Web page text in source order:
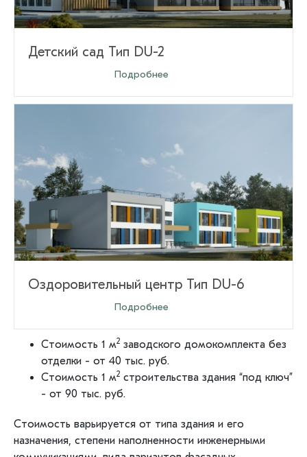
Детский сад Тип DU-2
Подробнее
Оздоровительный центр Тип DU-6
Подробнее
Стоимость 1 м2 заводского домокомплекта без
отделки - от 40 тыс. руб.
Стоимость 1 м2 строительства здания “под ключ”
- от 90 тыс. руб.
Стоимость варьируется от типа здания и его
назначения, степени наполненности инженерными